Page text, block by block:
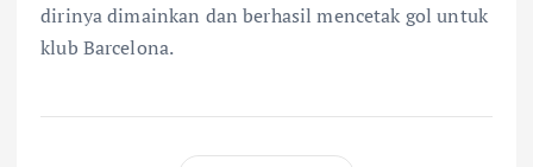
dirinya dimainkan dan berhasil mencetak gol untuk
klub Barcelona.